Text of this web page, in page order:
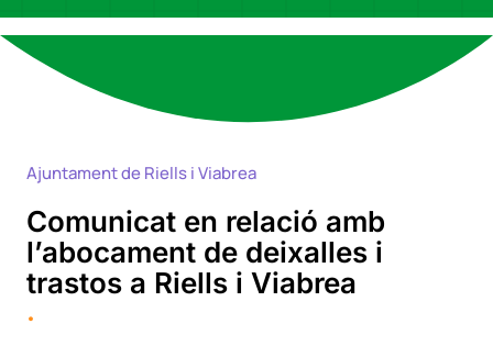
Ajuntament de Riells i Viabrea
Comunicat en relació amb
l’abocament de deixalles i
trastos a Riells i Viabrea
.